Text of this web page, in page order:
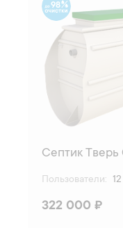
98
Септик
Пользователи: 12
322 000 ₽